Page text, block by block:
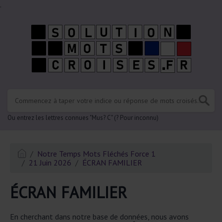
.
Ou entrez les lettres connues "Mus? C" (? Pour inconnu)
Notre Temps Mots Fléchés Force 1
21 Juin 2026
ÉCRAN FAMILIER
ÉCRAN FAMILIER
En cherchant dans notre base de données, nous avons